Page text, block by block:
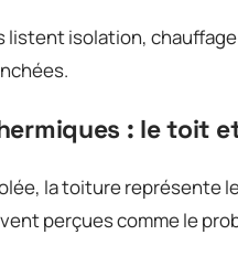
listent isolation,
: le toit
la toiture représente
perçues comme le